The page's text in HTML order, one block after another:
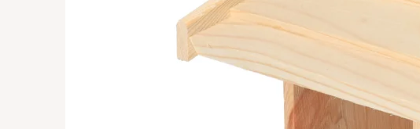
Monika Komárková
8.12.2024
Je nádherný 🍀